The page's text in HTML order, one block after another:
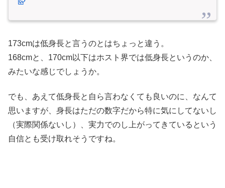
173cmは低身長と言うのとはちょっと違う。
168cmと、170cm以下はホスト界では低身長というのか、
みたいな感じでしょうか。
でも、あえて低身長と自ら言わなくても良いのに、なんて
思いますが、身長はただの数字だから特に気にしてないし
（実際関係ないし）、実力でのし上がってきているという
自信とも受け取れそうですね。